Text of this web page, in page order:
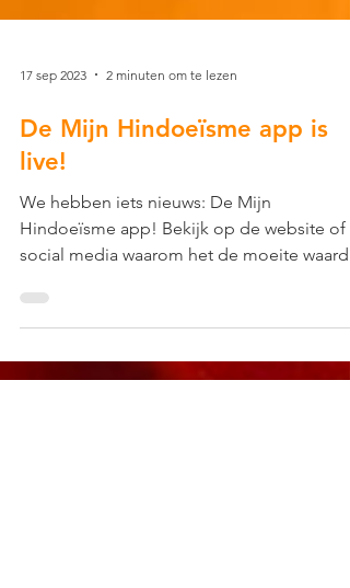
17 sep 2023 2 minuten om te lezen
De Mijn Hindoeïsme app is
live!
We hebben iets nieuws: De Mijn
Hindoeïsme app! Bekijk op de website of
social media waarom het de moeite waard